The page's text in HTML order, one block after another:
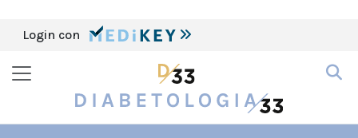
Login con